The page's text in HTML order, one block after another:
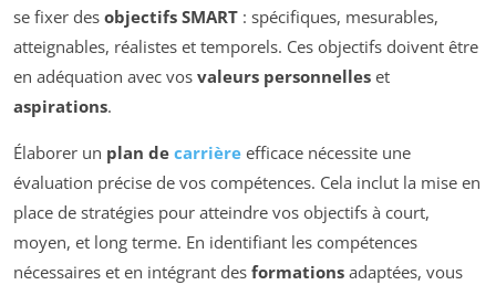
se fixer des objectifs SMART : spécifiques, mesurables,
atteignables, réalistes et temporels. Ces objectifs doivent être
en adéquation avec vos valeurs personnelles et
aspirations.
Élaborer un plan de carrière efficace nécessite une
évaluation précise de vos compétences. Cela inclut la mise en
place de stratégies pour atteindre vos objectifs à court,
moyen, et long terme. En identifiant les compétences
nécessaires et en intégrant des formations adaptées, vous